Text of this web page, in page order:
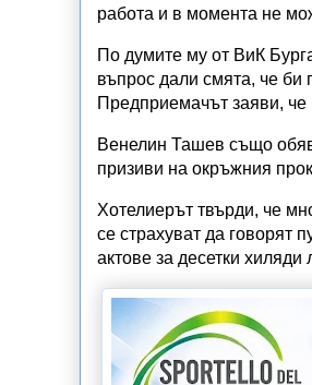
работа и в момента не
По думите му от ВиК
въпрос дали смята, че би
Предприемачът заяви,
Венелин Ташев също
призиви на окръжния
Хотелиерът твърди, че
се страхуват да говорят
актове за десетки